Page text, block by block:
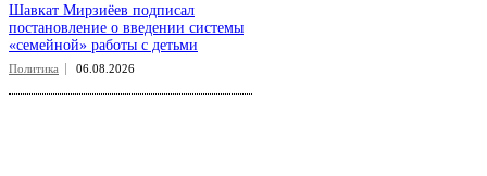
Шавкат Мирзиёев подписал
постановление о введении системы
«семейной» работы с детьми
Политика 06.08.2026